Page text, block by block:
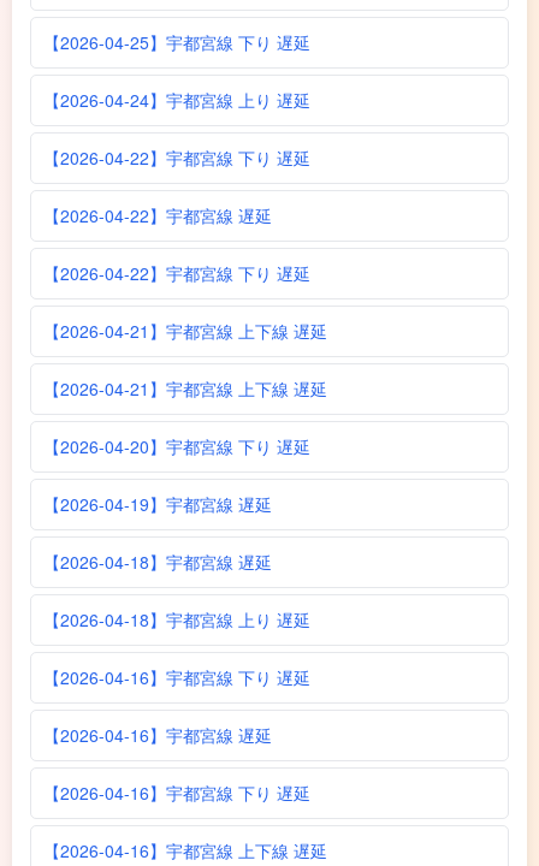
【2026-04-25】宇都宮線 下り 遅延
【2026-04-24】宇都宮線 上り 遅延
【2026-04-22】宇都宮線 下り 遅延
【2026-04-22】宇都宮線 遅延
【2026-04-22】宇都宮線 下り 遅延
【2026-04-21】宇都宮線 上下線 遅延
【2026-04-21】宇都宮線 上下線 遅延
【2026-04-20】宇都宮線 下り 遅延
【2026-04-19】宇都宮線 遅延
【2026-04-18】宇都宮線 遅延
【2026-04-18】宇都宮線 上り 遅延
【2026-04-16】宇都宮線 下り 遅延
【2026-04-16】宇都宮線 遅延
【2026-04-16】宇都宮線 下り 遅延
【2026-04-16】宇都宮線 上下線 遅延